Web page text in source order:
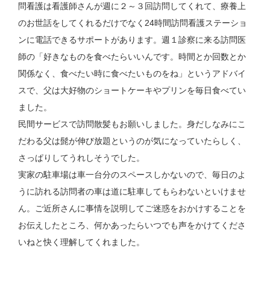
問看護は看護師さんが週に２～３回訪問してくれて、療養上
のお世話をしてくれるだけでなく24時間訪問看護ステーショ
ンに電話できるサポートがあります。週１診察に来る訪問医
師の「好きなものを食べたらいいんです。時間とか回数とか
関係なく、食べたい時に食べたいものをね」というアドバイ
スで、父は大好物のショートケーキやプリンを毎日食べてい
ました。
民間サービスで訪問散髪もお願いしました。身だしなみにこ
だわる父は髭が伸び放題というのが気になっていたらしく、
さっぱりしてうれしそうでした。
実家の駐車場は車一台分のスペースしかないので、毎日のよ
うに訪れる訪問者の車は道に駐車してもらわないといけませ
ん。ご近所さんに事情を説明してご迷惑をおかけすることを
お伝えしたところ、何かあったらいつでも声をかけてくださ
いねと快く理解してくれました。